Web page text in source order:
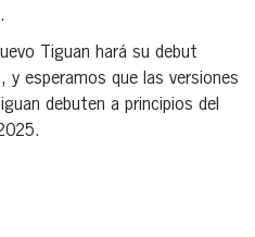
Tiguan hará su debut
y esperamos que las versiones
debuten a principios del